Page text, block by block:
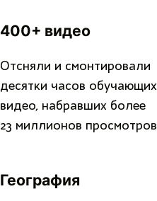
400+ видео
Отсняли и смонтировали
десятки часов обучающих
видео, набравших более
23 миллионов просмотров
География